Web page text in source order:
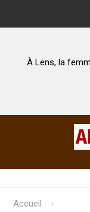
qui avait été
Accueil